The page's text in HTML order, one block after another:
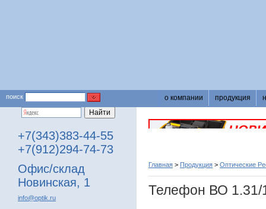
поиск о компании продукция
+7(343)383-44-55
+7(912)294-74-73
Офис/склад
Новинская, 1
info@optik.ru
Главная > Продукция > Оптические
Телефон ВО 1.31/